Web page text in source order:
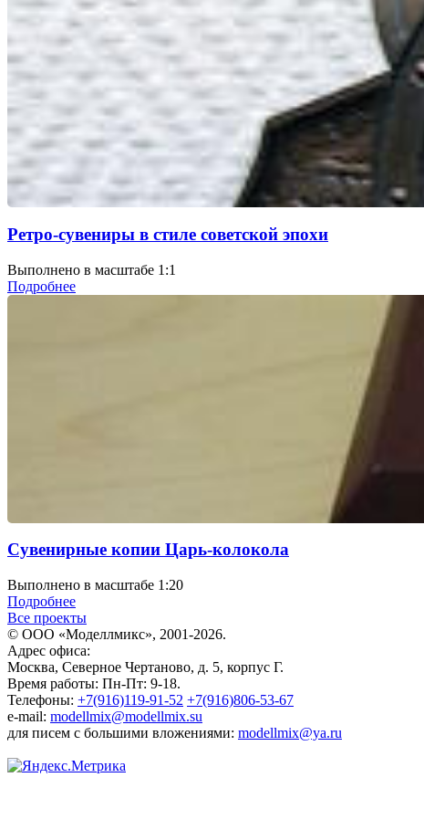
Ретро-сувениры в стиле советской эпохи
Выполнено в масштабе 1:1
Подробнее
Сувенирные копии Царь-колокола
Выполнено в масштабе 1:20
Подробнее
Все проекты
© ООО «Моделлмикс», 2001-2026.
Адрес офиса:
Москва, Северное Чертаново, д. 5, корпус Г.
Время работы: Пн-Пт: 9-18.
Телефоны: +7(916)119-91-52 +7(916)806-53-67
e-mail: modellmix@modellmix.su
для писем с большими вложениями: modellmix@ya.ru